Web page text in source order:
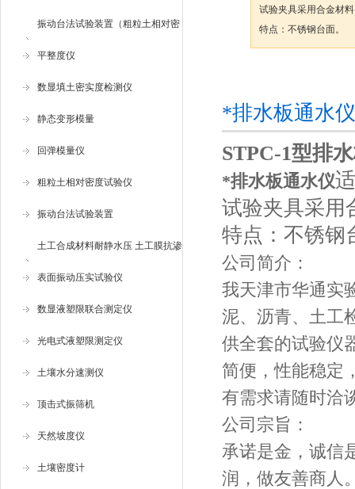
振动台法试验装置（粗粒土相对密
度试验仪 ）
平整度仪
数显填土密实度检测仪
静态变形模量
回弹模量仪
粗粒土相对密度试验仪
振动台法试验装置
土工合成材料耐静水压 土工膜抗渗
仪
表面振动压实试验仪
数显液塑限联合测定仪
光电式液塑限测定仪
土壤水分速测仪
顶击式振筛机
天然坡度仪
土壤密度计
试验夹具采用合金材
特点：不锈钢台面。
*排水板通水
STPC-1型排
*排水板通水仪
试验夹具采用
特点：不锈钢
公司简介：
我天津市华通实
泥、沥青、土工
供全套的试验仪
简便，性能稳定
有需求请随时洽
公司宗旨：
承诺是金，诚信
润，做友善商人